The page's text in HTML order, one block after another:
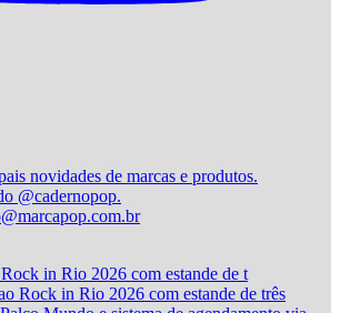
novidades de marcas e produtos.
@cadernopop.
in Rio 2026 com estande de t